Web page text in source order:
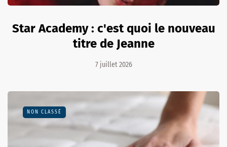
Star Academy : c'est quoi le nouveau
titre de Jeanne
7 juillet 2026
NON CLASSÉ